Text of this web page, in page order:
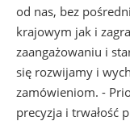
od nas, bez
krajowym jak i
zaangażowaniu i
się rozwijamy i
zamówieniom. -
precyzja i trwałość